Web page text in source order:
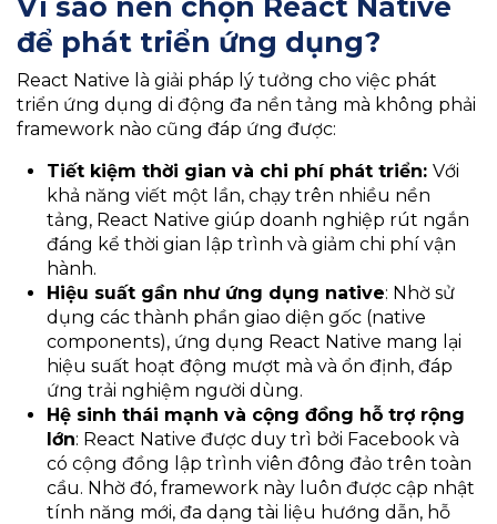
Vì sao nên chọn React Native
để phát triển ứng dụng?
React Native là giải pháp lý tưởng cho việc phát
triển ứng dụng di động đa nền tảng mà không phải
framework nào cũng đáp ứng được:
Tiết kiệm thời gian và chi phí phát triển:Với
khả năng viết một lần, chạy trên nhiều nền
tảng, React Native giúp doanh nghiệp rút ngắn
đáng kể thời gian lập trình và giảm chi phí vận
hành.
Hiệu suất gần như ứng dụng native: Nhờ sử
dụng các thành phần giao diện gốc (native
components), ứng dụng React Native mang lại
hiệu suất hoạt động mượt mà và ổn định, đáp
ứng trải nghiệm người dùng.
Hệ sinh thái mạnh và cộng đồng hỗ trợ rộng
lớn: React Native được duy trì bởi Facebook và
có cộng đồng lập trình viên đông đảo trên toàn
cầu. Nhờ đó, framework này luôn được cập nhật
tính năng mới, đa dạng tài liệu hướng dẫn, hỗ